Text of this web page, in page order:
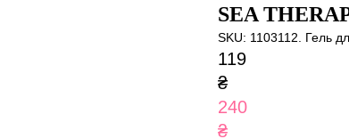
SEA
SKU: 1103112. Гель
119
₴
240
₴